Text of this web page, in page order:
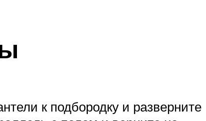
к подбородку и разверните